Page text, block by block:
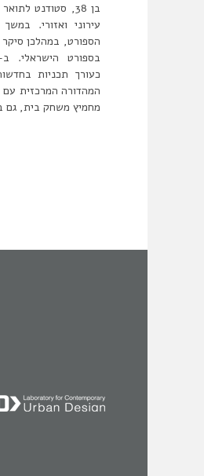
בן 38, סטודנט
עירוני ואזורי.
הספורט, במהלכן סיקר
המהדורה המרכזית עם
מחמיץ משחק בית, גם